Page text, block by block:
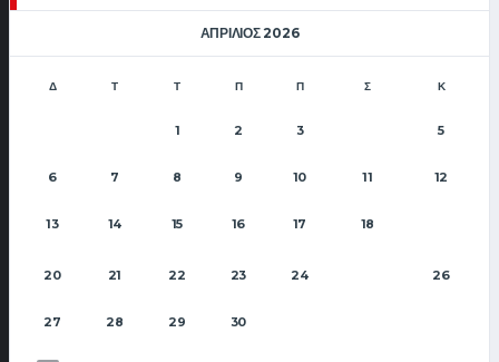
ΑΠΡΊΛΙΟΣ 2026
Δ Τ Τ Π Π Σ Κ
1 2 3 5
6 7 8 9 10 11 12
13 14 15 16 17 18
20 21 22 23 24 26
27 28 29 30